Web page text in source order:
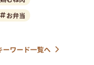
お弁当
ーワード一覧へ